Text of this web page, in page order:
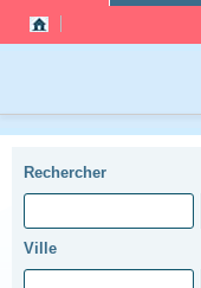
Rechercher
Ville